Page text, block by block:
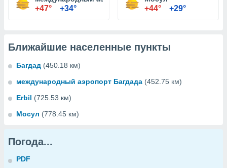
+47° +34° +44° +29°
Ближайшие населенные пункты
Багдад (450.18 км)
международный аэропорт Багдада (452.75 км)
Erbil (725.53 км)
Мосул (778.45 км)
Погода...
PDF